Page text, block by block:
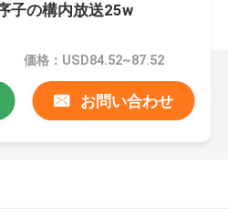
子の構内放送25w
価格：USD84.52~87.52
お問い合わせ